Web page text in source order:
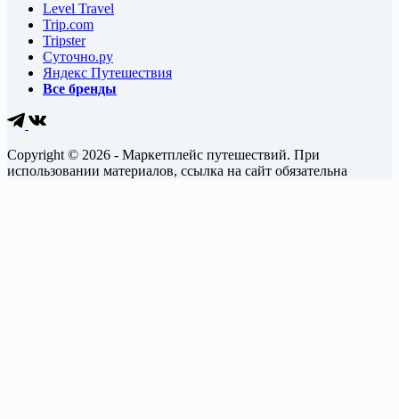
Level Travel
Trip.com
Tripster
Суточно.ру
Яндекс Путешествия
Все бренды
Copyright © 2026 - Маркетплейс путешествий. При
использовании материалов, ссылка на сайт обязательна